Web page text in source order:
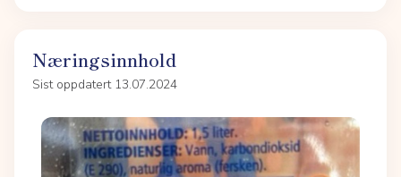
Næringsinnhold
Sist oppdatert 13.07.2024